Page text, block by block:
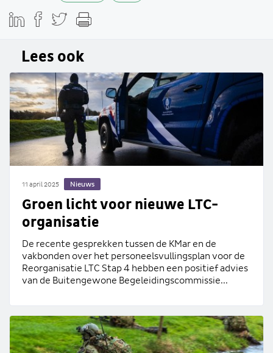
Lees ook
11 april 2025 Nieuws
Groen licht voor nieuwe LTC-
organisatie
De recente gesprekken tussen de KMar en de
vakbonden over het personeelsvullingsplan voor de
Reorganisatie LTC Stap 4 hebben een positief advies
van de Buitengewone Begeleidingscommissie...